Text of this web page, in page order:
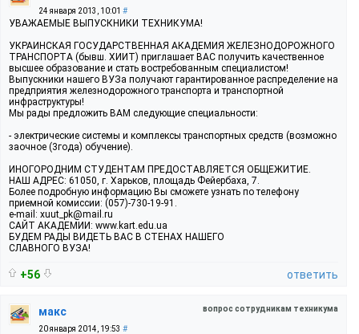
24 января 2013, 10:01 #
УВАЖАЕМЫЕ ВЫПУСКНИКИ ТЕХНИКУМА!
УКРАИНСКАЯ ГОСУДАРСТВЕННАЯ АКАДЕМИЯ ЖЕЛЕЗНОДОРОЖНОГО
ТРАНСПОРТА (бывш. ХИИТ) приглашает ВАС получить качественное
высшее образование и стать востребованным специалистом!
Выпускники нашего ВУЗа получают гарантированное распределение на
предприятия железнодорожного транспорта и транспортной
инфраструктуры!
Мы рады предложить ВАМ следующие специальности:
- электрические системы и комплексы транспортных средств (возможно
заочное (3года) обучение).
ИНОГОРОДНИМ СТУДЕНТАМ ПРЕДОСТАВЛЯЕТСЯ ОБЩЕЖИТИЕ.
НАШ АДРЕС: 61050, г. Харьков, площадь Фейербаха, 7.
Более подробную информацию Вы сможете узнать по телефону
приемной комиссии: (057)-730-19-91.
e-mail: xuut_pk@mail.ru
САЙТ АКАДЕМИИ: www.kart.edu.ua
БУДЕМ РАДЫ ВИДЕТЬ ВАС В СТЕНАХ НАШЕГО
СЛАВНОГО ВУЗА!
+56 ответить
вопрос сотрудникам техникума
макс
20 января 2014, 19:53 #